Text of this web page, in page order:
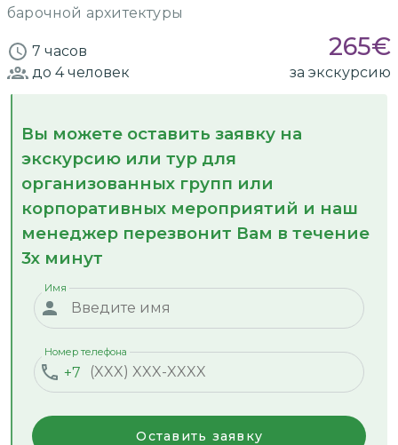
барочной архитектуры
7 часов 265€
до 4человек за экскурсию
Вы можете оставить заявку на
экскурсию или тур для
организованных групп или
корпоративных мероприятий и наш
менеджер перезвонит Вам в течение
3х минут
Имя
+7
Номер телефона
Оставить заявку